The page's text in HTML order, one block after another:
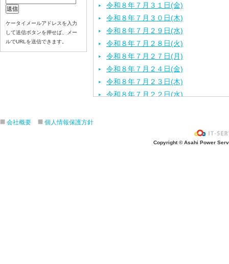
令和８年７月３１日(金)
令和８年７月３０日(木)
令和８年７月２９日(水)
令和８年７月２８日(火)
令和８年７月２７日(月)
令和８年７月２４日(金)
令和８年７月２３日(木)
令和８年７月２２日(水)
令和８年７月１５日（水）
ケータイメールアドレスを入力
して送信ボタンを押せば、メー
ルでURLを送信できます。
会社概要 個人情報保護方針
Copyright © Asahi Power